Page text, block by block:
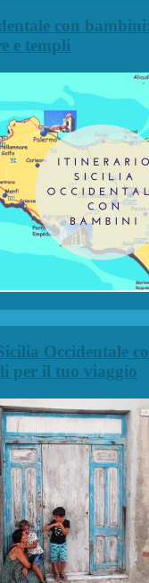
con
e templi
Occidentale
per il tuo viaggio